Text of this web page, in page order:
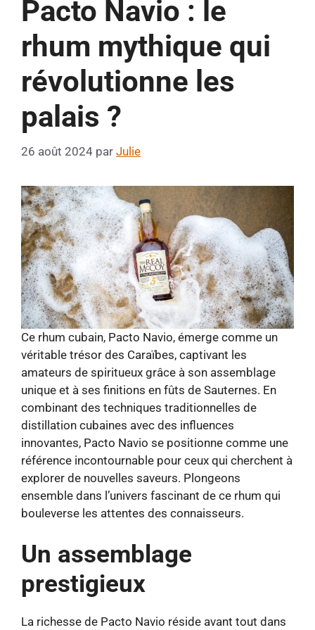
Pacto Navio : le
rhum mythique qui
révolutionne les
palais ?
26 août 2024 par Julie
Ce rhum cubain, Pacto Navio, émerge comme un
véritable trésor des Caraïbes, captivant les
amateurs de spiritueux grâce à son assemblage
unique et à ses finitions en fûts de Sauternes. En
combinant des techniques traditionnelles de
distillation cubaines avec des influences
innovantes, Pacto Navio se positionne comme une
référence incontournable pour ceux qui cherchent à
explorer de nouvelles saveurs. Plongeons
ensemble dans l’univers fascinant de ce rhum qui
bouleverse les attentes des connaisseurs.
Un assemblage
prestigieux
La richesse de Pacto Navio réside avant tout dans